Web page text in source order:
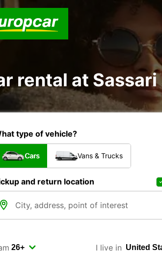
rental at
type of vehicle?
Cars Vans & Trucks
and return location
I live in